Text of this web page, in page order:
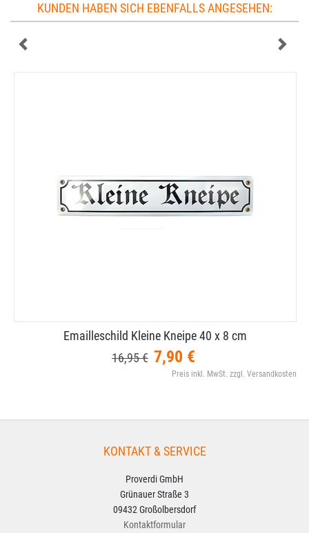
KUNDEN HABEN SICH EBENFALLS ANGESEHEN:
Emailleschild Kleine Kneipe 40 x 8 cm
16,95 € 7,90 €
Preis inkl. MwSt. zzgl. Versandkosten
KONTAKT & SERVICE
Proverdi GmbH
Grünauer Straße 3
09432 Großolbersdorf
Kontaktformular